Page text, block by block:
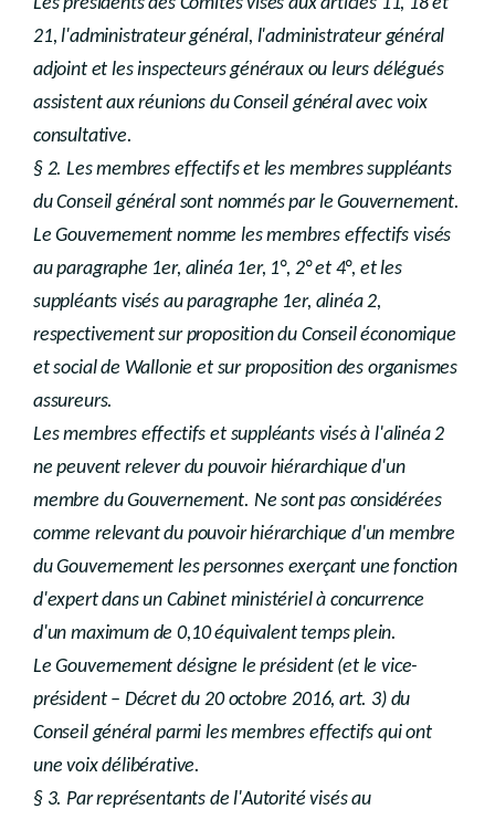
21, l'administrateur général, l'administrateur général
adjoint et les inspecteurs généraux ou leurs délégués
assistent aux réunions du Conseil général avec voix
consultative.
§ 2. Les membres effectifs et les membres suppléants
du Conseil général sont nommés par le Gouvernement.
Le Gouvernement nomme les membres effectifs visés
au paragraphe 1er, alinéa 1er, 1°, 2° et 4°, et les
suppléants visés au paragraphe 1er, alinéa 2,
respectivement sur proposition du Conseil économique
et social de Wallonie et sur proposition des organismes
assureurs.
Les membres effectifs et suppléants visés à l'alinéa 2
ne peuvent relever du pouvoir hiérarchique d'un
membre du Gouvernement. Ne sont pas considérées
comme relevant du pouvoir hiérarchique d'un membre
du Gouvernement les personnes exerçant une fonction
d'expert dans un Cabinet ministériel à concurrence
d'un maximum de 0,10 équivalent temps plein.
Le Gouvernement désigne le président (et le vice-
président – Décret du 20 octobre 2016, art. 3) du
Conseil général parmi les membres effectifs qui ont
une voix délibérative.
§ 3. Par représentants de l'Autorité visés au